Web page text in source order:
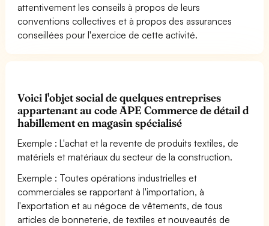
attentivement les conseils à propos de leurs
conventions collectives et à propos des assurances
conseillées pour l'exercice de cette activité.
Voici l'objet social de quelques entreprises
appartenant au code APE Commerce de détail d
habillement en magasin spécialisé
Exemple : L'achat et la revente de produits textiles, de
matériels et matériaux du secteur de la construction.
Exemple : Toutes opérations industrielles et
commerciales se rapportant à l'importation, à
l'exportation et au négoce de vêtements, de tous
articles de bonneterie, de textiles et nouveautés de